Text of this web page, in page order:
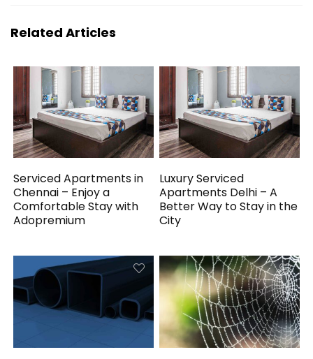
Related Articles
Serviced Apartments in
Chennai – Enjoy a
Comfortable Stay with
Adopremium
Luxury Serviced
Apartments Delhi – A
Better Way to Stay in the
City